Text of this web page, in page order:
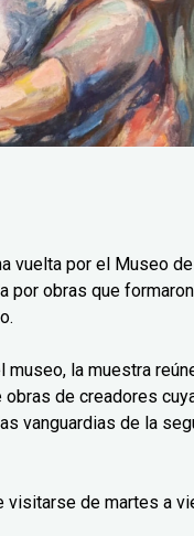
vuelta por el Museo
por obras que
museo, la muestra
de creadores
vanguardias de la
visitarse de martes a